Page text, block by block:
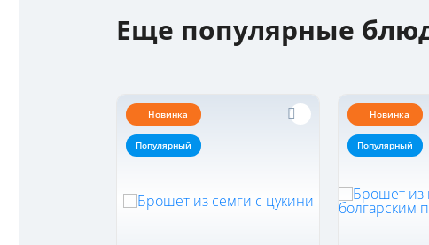
Еще популярные
Новинка
Популярный
Новинка
Популярный